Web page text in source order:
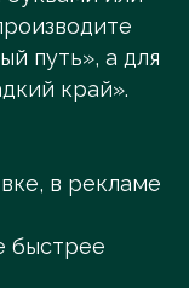
путь», а для
край».
в рекламе
быстрее